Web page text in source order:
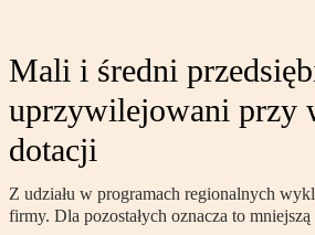
Mali i średni
uprzywilejowani przy
dotacji
Z udziału w programach regionalnych
firmy. Dla pozostałych oznacza to